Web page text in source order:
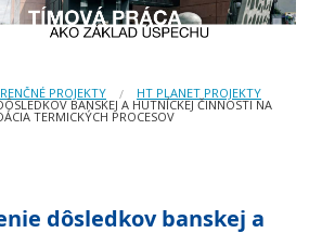
PROJEKTY HT PLANET PROJEKTY
BANSKEJ A HUTNÍCKEJ ČINNOSTI NA
TERMICKÝCH PROCESOV
dôsledkov banskej a